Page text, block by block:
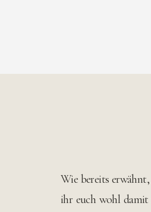
Wie bereits
ihr euch wohl damit